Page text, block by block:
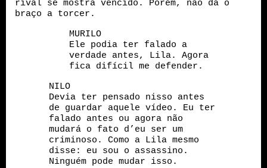
rival se mostra vencido. Porém, não dá o
braço a torcer.
MURILO
Ele podia ter falado a
verdade antes, Lila. Agora
fica difícil me defender.
NILO
Devia ter pensado nisso antes
de guardar aquele vídeo. Eu ter
falado antes ou agora não
mudará o fato d’eu ser um
criminoso. Como a Lila mesmo
disse: eu sou o assassino.
Ninguém pode mudar isso.